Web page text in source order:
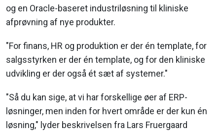
og en Oracle-baseret industriløsning til kliniske
afprøvning af nye produkter.
"For finans, HR og produktion er der én template, for
salgsstyrken er der én template, og for den kliniske
udvikling er der også ét sæt af systemer."
"Så du kan sige, at vi har forskellige øer af ERP-
løsninger, men inden for hvert område er der kun én
løsning," lyder beskrivelsen fra Lars Fruergaard